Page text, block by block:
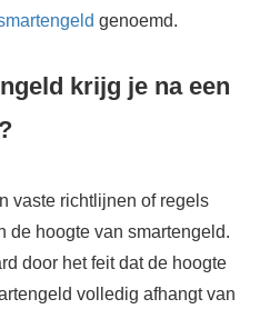
genoemd.
krijg je na een
vaste richtlijnen of regels
de hoogte van smartengeld.
door het feit dat de hoogte
volledig afhangt van